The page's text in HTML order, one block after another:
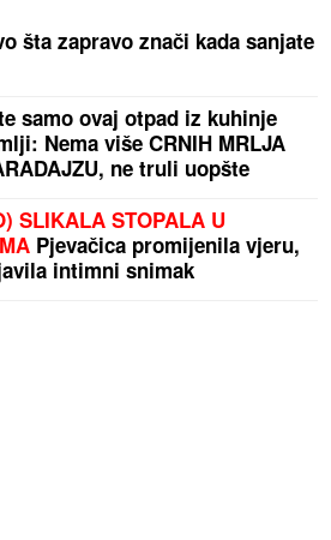
šta zapravo znači kada sanjate
samo ovaj otpad iz kuhinje
Nema više CRNIH MRLJA
ne truli uopšte
SLIKALA STOPALA U
Pjevačica promijenila vjeru,
intimni snimak